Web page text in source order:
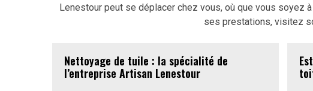
Lenestour peut se déplacer chez vous, où que vous soyez
ses prestations, visitez
Nettoyage de tuile : la spécialité de
l’entreprise Artisan Lenestour